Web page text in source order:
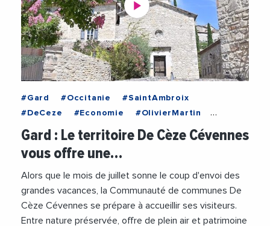
#Gard #Occitanie
#SaintAmbroix
#DeCeze
#Economie
#OlivierMartin
#Tourisme
#Videos
Gard : Le territoire De Cèze Cévennes
vous offre une…
Alors que le mois de juillet sonne le coup d'envoi des
grandes vacances, la Communauté de communes De
Cèze Cévennes se prépare à accueillir ses visiteurs.
Entre nature préservée, offre de plein air et patrimoine